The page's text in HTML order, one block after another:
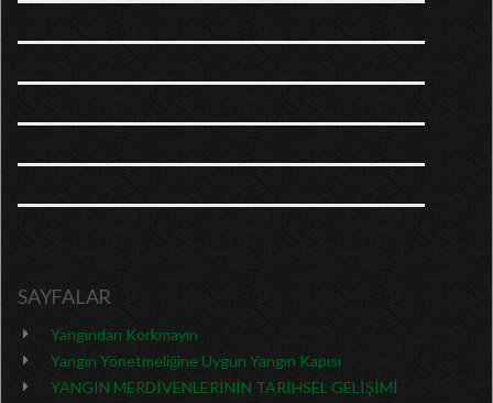
SAYFALAR
Yangından Korkmayın
Yangın Yönetmeliğine Uygun Yangın Kapısı
YANGIN MERDİVENLERİNİN TARİHSEL GELİŞİMİ